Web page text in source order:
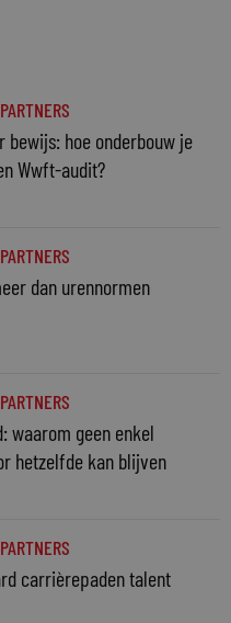
bewijs: hoe onderbouw je
Wwft-audit?
dan urennormen
waarom geen enkel
hetzelfde kan blijven
carrièrepaden talent